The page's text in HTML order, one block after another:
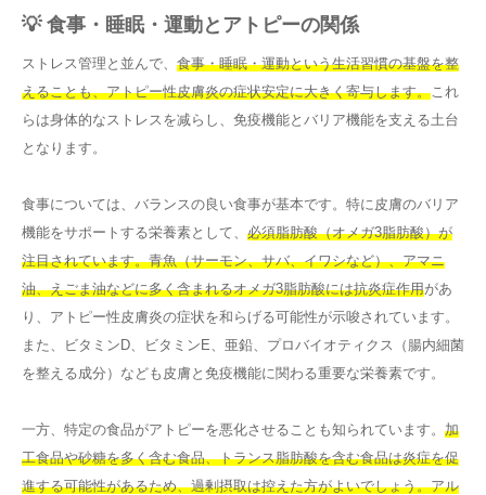
💡 食事・睡眠・運動とアトピーの関係
ストレス管理と並んで、 食事・睡眠・運動という生活習慣の基盤を整
えることも、アトピー性皮膚炎の症状安定に大きく寄与します。 これ
らは身体的なストレスを减らし、免疫機能とバリア機能を支える土台
となります。
食事については、バランスの良い食事が基本です。特に皮膚のバリア
機能をサポートする栄養素として、 必須脂肪酸（オメガ3脂肪酸）が
注目されています。青魚（サーモン、サバ、イワシなど）、アマニ
油、えごま油などに多く含まれるオメガ3脂肪酸には抗炎症作用があ
り、アトピー性皮膚炎の症状を和らげる可能性が示唆されています。
また、ビタミンD、ビタミンE、亜鉛、プロバイオティクス（腸内細菌
を整える成分）なども皮膚と免疫機能に関わる重要な栄養素です。
一方、特定の食品がアトピーを悪化させることも知られています。 加
工食品や砂糖を多く含む食品、トランス脂肪酸を含む食品は炎症を促
進する可能性があるため、過剰摂取は控えた方がよいでしょう。アル